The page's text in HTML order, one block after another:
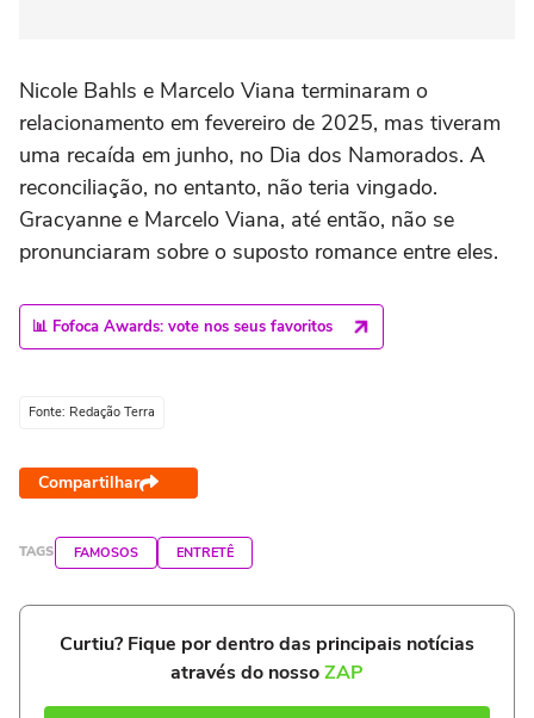
Nicole Bahls e Marcelo Viana terminaram o
relacionamento em fevereiro de 2025, mas tiveram
uma recaída em junho, no Dia dos Namorados. A
reconciliação, no entanto, não teria vingado.
Gracyanne e Marcelo Viana, até então, não se
pronunciaram sobre o suposto romance entre eles.
📊 Fofoca Awards: vote nos seus favoritos
Fonte: Redação Terra
Compartilhar
TAGS FAMOSOS ENTRETÊ
Curtiu? Fique por dentro das principais notícias
através do nossoZAP